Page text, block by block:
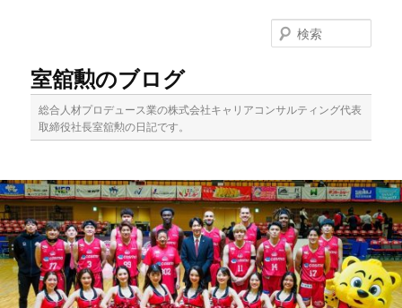
移
動
動
室舘勲のブログ
総合人材プロデュース業の株式会社キャリアコンサルティング代表
取締役社長室舘勲の日記です。
索